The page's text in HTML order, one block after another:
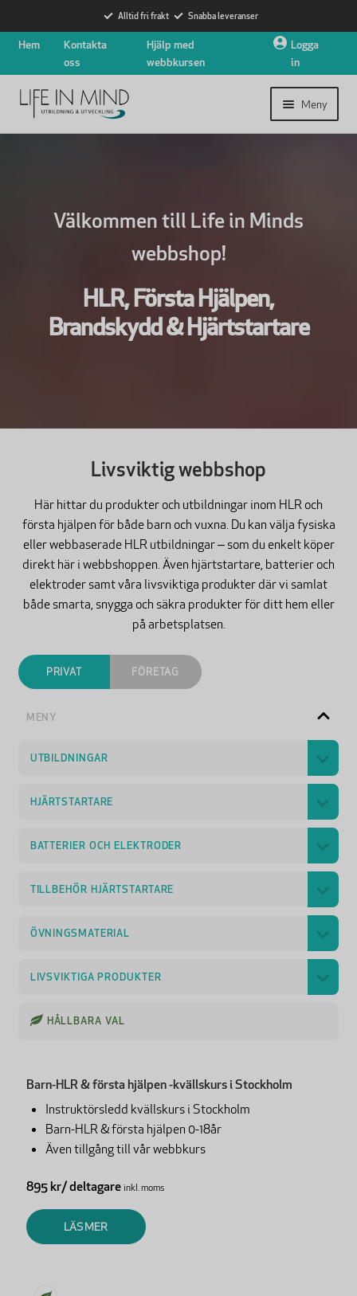
Alltid fri frakt Snabba leveranser
Hoppa
Hoppa
Hem
Kontakta
oss
Hjälp med
webbkursen
Logga
in
Meny
Hjärtstartare
Välkommen till Life in Minds
webbshop!
HLR, Första Hjälpen,
Brandskydd & Hjärtstartare
Livsviktig webbshop
Här hittar du produkter och utbildningar inom HLR och
första hjälpen för både barn och vuxna. Du kan välja fysiska
eller webbaserade HLR utbildningar – som du enkelt köper
direkt här i webbshoppen. Även hjärtstartare, batterier och
elektroder samt våra livsviktiga produkter där vi samlat
både smarta, snygga och säkra produkter för ditt hem eller
på arbetsplatsen.
PRIVAT FÖRETAG
MENY
UTBILDNINGAR
HJÄRTSTARTARE
BATTERIER OCH ELEKTRODER
TILLBEHÖR HJÄRTSTARTARE
ÖVNINGSMATERIAL
LIVSVIKTIGA PRODUKTER
HÅLLBARA VAL
Barn-HLR & första hjälpen -kvällskurs i Stockholm
Instruktörsledd kvällskurs i Stockholm
Barn-HLR & första hjälpen 0-18år
Även tillgång till vår webbkurs
895 kr/ deltagare inkl. moms
LÄS MER